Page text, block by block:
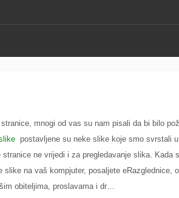
mnogi od vas su nam pisali da bi bilo
postavljene su neke slike koje smo svrstali
ne vrijedi i za pregledavanje slika.
na vaš kompjuter, posaljete
obiteljima, proslavama i dr…